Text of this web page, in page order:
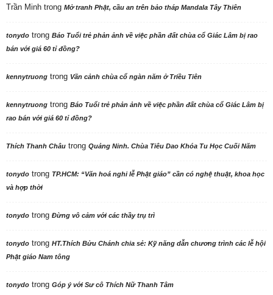
Trần Minh trong Mở tranh Phật, cầu an trên bảo tháp Mandala Tây Thiên
tonydo trong Báo Tuổi trẻ phản ảnh về việc phần đất chùa cổ Giác Lâm bị rao
bán với giá 60 tỉ đồng?
kennytruong trong Vãn cảnh chùa cổ ngàn năm ở Triều Tiên
kennytruong trong Báo Tuổi trẻ phản ảnh về việc phần đất chùa cổ Giác Lâm bị
rao bán với giá 60 tỉ đồng?
Thích Thanh Châu trong Quảng Ninh. Chùa Tiêu Dao Khóa Tu Học Cuối Năm
tonydo trong TP.HCM: “Văn hoá nghi lễ Phật giáo” cần có nghệ thuật, khoa học
và hợp thời
tonydo trong Đừng vô cảm với các thầy trụ trì
tonydo trong HT.Thích Bửu Chánh chia sẻ: Kỹ năng dẫn chương trình các lễ hội
Phật giáo Nam tông
tonydo trong Góp ý với Sư cô Thích Nữ Thanh Tâm